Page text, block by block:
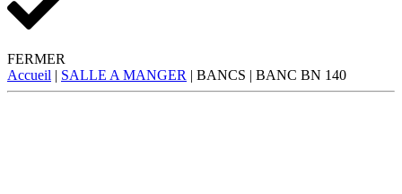
FERMER
Accueil | SALLE A MANGER | BANCS | BANC BN 140